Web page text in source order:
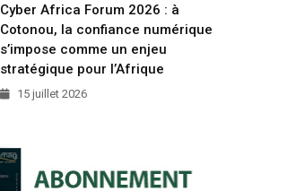
Cyber Africa Forum 2026 : à
Cotonou, la confiance numérique
s’impose comme un enjeu
stratégique pour l’Afrique
15 juillet 2026